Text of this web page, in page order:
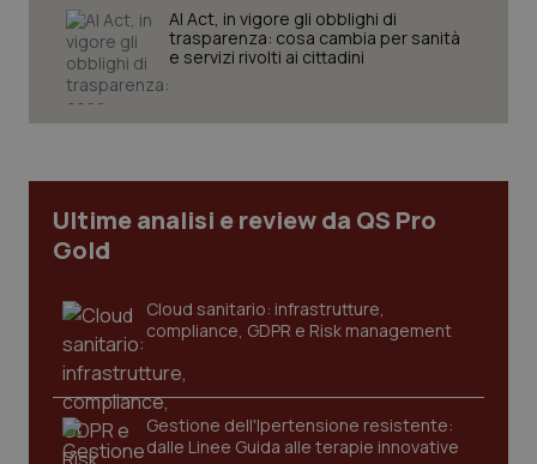
AI Act, in vigore gli obblighi di
trasparenza: cosa cambia per sanità
e servizi rivolti ai cittadini
Ultime analisi e review da QS Pro
Gold
Cloud sanitario: infrastrutture,
compliance, GDPR e Risk management
Gestione dell'Ipertensione resistente:
dalle Linee Guida alle terapie innovative